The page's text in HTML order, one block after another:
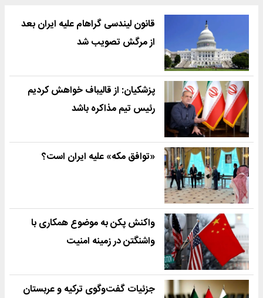
قانون لیندسی گراهام علیه ایران بعد
از مرگش تصویب شد
پزشکیان: از قالیباف خواهش کردیم
رئیس تیم مذاکره باشد
«توافق مکه» علیه ایران است؟
واکنش پکن به موضوع همکاری با
واشنگتن در زمینه امنیت
جزئیات گفت‌وگوی ترکیه و عربستان